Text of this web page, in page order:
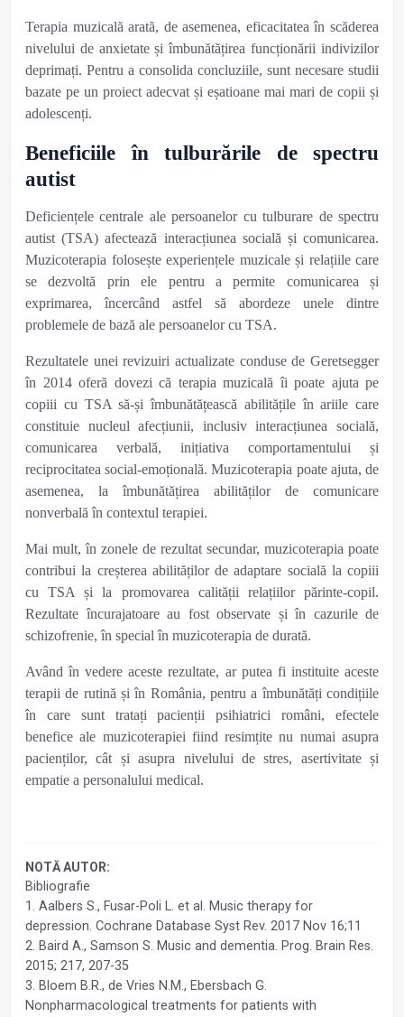
Terapia muzicală arată, de asemenea, eficacitatea în scăderea
nivelului de anxietate și îmbunătățirea funcționării indivizilor
deprimați. Pentru a consolida concluziile, sunt necesare studii
bazate pe un proiect adecvat și eșatioane mai mari de copii și
adolescenți.
Beneficiile în tulburările de spectru
autist
Deficiențele centrale ale persoanelor cu tulburare de spectru
autist(TSA) afectează interacțiunea socială și comunicarea.
Muzicoterapia folosește experiențele muzicale și relațiile care
se dezvoltă prin ele pentru a permite comunicarea și
exprimarea, încercând astfel să abordeze unele dintre
problemele de bază ale persoanelor cu TSA.
Rezultatele unei revizuiri actualizate conduse de Geretsegger
în 2014 oferă dovezi că terapia muzicală îi poate ajuta pe
copiii cu TSA să-și îmbunătățească abilitățile în ariile care
constituie nucleul afecțiunii, inclusiv interacțiunea socială,
comunicarea verbală, inițiativa comportamentului și
reciprocitatea social-emoțională. Muzicoterapia poate ajuta, de
asemenea, la îmbunătățirea abilităților de comunicare
nonverbală în contextul terapiei.
Mai mult, în zonele de rezultat secundar, muzicoterapia poate
contribui la creșterea abilităților de adaptare socială la copiii
cu TSA și la promovarea calității relațiilor părinte-copil.
Rezultate încurajatoare au fost observate și în cazurile de
schizofrenie, în special în muzicoterapia de durată.
Având în vedere aceste rezultate, ar putea fi instituite aceste
terapii de rutină și în România, pentru a îmbunătăți condițiile
în care sunt tratați pacienții psihiatrici români, efectele
benefice ale muzicoterapiei fiind resimțite nu numai asupra
pacienților, cât și asupra nivelului de stres, asertivitate și
empatie a personalului medical.
NOTĂ AUTOR:
Bibliografie
1. Aalbers S., Fusar-Poli L. et al. Music therapy for
depression. Cochrane Database Syst Rev. 2017 Nov 16;11
2. Baird A., Samson S. Music and dementia. Prog. Brain Res.
2015; 217, 207-35
3. Bloem B.R., de Vries N.M., Ebersbach G.
Nonpharmacological treatments for patients with